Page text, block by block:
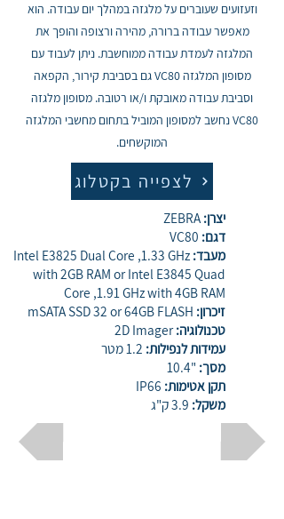
וזעזועים שעוברים על מלגזה במהלך יום עבודה. הוא
מאפשר עבודה ברורה, מהירה ורצופה והופך את
המלגזה לעמדת עבודה ממוחשבת. ניתן לעבוד עם
מסופון המלגזה VC80 גם בסביבת קירור, הקפאה
וסביבת עבודה מאובקת ו/או רטובה. מסופון מלגזה
VC80 נחשב למסופון המוביל בתחום מחשבי המלגזה
המוקשחים.
לצפייה בקטלוג
יצרן: ZEBRA
דגם: VC80
מעבד: Intel E3825 Dual Core ,1.33 GHz
with 2GB RAM or Intel E3845 Quad
Core ,1.91 GHz with 4GB RAM
זיכרון: mSATA SSD 32 or 64GB FLASH
טכנולוגיה:2D Imager
עמידות לנפילות:
מסך: "10.4
תקן אטימות: IP66
משקל: 3.9 ק"ג